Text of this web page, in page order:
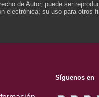
de Autor, puede ser
electrónica; su uso para otros
Síguenos en